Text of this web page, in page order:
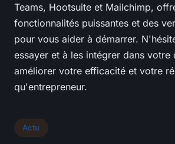
Teams, Hootsuite et Mailchimp,
fonctionnalités puissantes et des
pour vous aider à démarrer.
essayer et à les intégrer dans votre
améliorer votre efficacité et votre
qu'entrepreneur.
Actu